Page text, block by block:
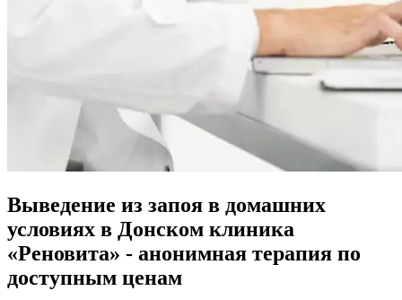
Выведение из запоя в домашних
условиях в Донском клиника
«Реновита» - анонимная терапия по
доступным ценам